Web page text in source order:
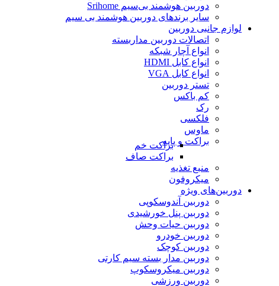
دوربین هوشمند بی‌سیم Srihome
سایر برندهای دوربین هوشمند بی سیم
لوازم جانبی دوربین
اتصالات دوربین مداربسته
انواع آچار شبکه
انواع کابل HDMI
انواع کابل VGA
تستر دوربین
کم باکس
رک
فلکسی
ماوس
براکت و پایهبراکت خم
براکت صاف
منبع تغذیه
میکروفون
دوربین‌های ویژه
دوربین آندوسکوپی
دوربین پنل خورشیدی
دوربین حیات وحش
دوربین خودرو
دوربین کوچک
دوربین مدار بسته سیم کارتی
دوربین میکروسکوپ
دوربین ورزشی